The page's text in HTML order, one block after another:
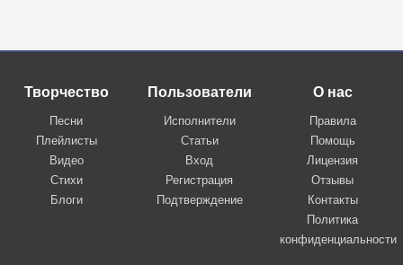
Творчество
Песни
Плейлисты
Видео
Стихи
Блоги
Пользователи
Исполнители
Статьи
Вход
Регистрация
Подтверждение
О нас
Правила
Помощь
Лицензия
Отзывы
Контакты
Политика
конфиденциальности